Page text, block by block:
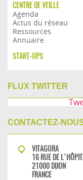
CENTRE DE VEILLE
Agenda
Actus du réseau
Ressources
Annuaire
START-UPS
FLUX TWITTER
CONTACTEZ-
VITAGORA
16 RUE DE
21000 DIJON
FRANCE